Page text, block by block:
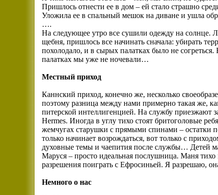
Пришлось отнести ее в дом – ей стало страшно
Уложила ее в спальный мешок на диване и ушла
….
На следующее утро все сушили одежду на солнце.
щебня, пришлось все начинать сначала: убирать
похолодало, и в сырых палатках было не
палатках мы уже не ночевали…
Местный приход
Каннский приход, конечно же, несколько
поэтому разница между нами примерно такая же,
питерской интеллигенцией. На службу приезжают
Hermes. Иногда в углу тихо стоят бритоголовые
жемчугах старушки с прямыми спинами – остатки
только начинает возрождаться, вот только с
духовные темы и чаепития после службы… Детей
Маруся – просто идеальная послушница. Маня
разрешения поиграть с Ефросиньей. Я разрешаю,
Немного о нас